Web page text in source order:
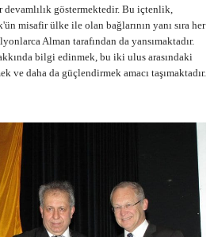
devamlılık göstermektedir. Bu içtenlik,
misafir ülke ile olan bağlarının yanı sıra her
Alman tarafından da yansımaktadır.
bilgi edinmek, bu iki ulus arasındaki
ve daha da güçlendirmek amacı taşımaktadır.